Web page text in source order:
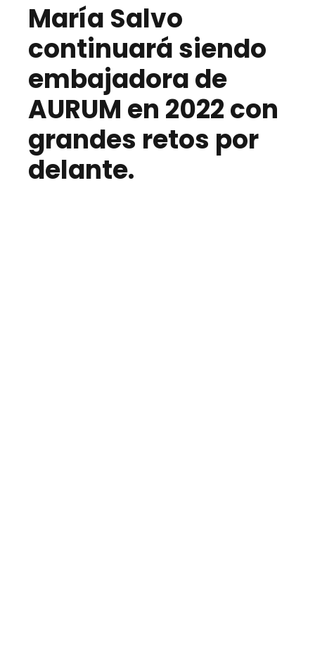
María Salvo
continuará siendo
embajadora de
AURUM en 2022 con
grandes retos por
delante.